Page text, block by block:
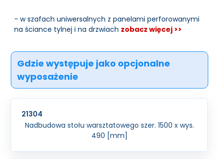
- w szafach uniwersalnych z panelami perforowanymi
na ściance tylnej i na drzwiach zobacz więcej >>
Gdzie występuje jako opcjonalne
wyposażenie
21304
Nadbudowa stołu warsztatowego szer. 1500 x wys.
490 [mm]